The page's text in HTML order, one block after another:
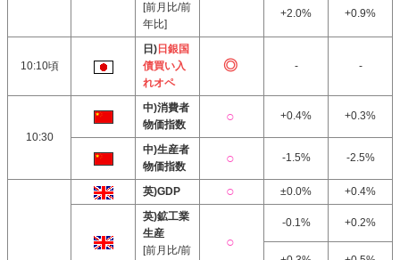
[前月比/前
年比]
+2.0% +0.9%
10:10頃
日) 日銀国
債買い入
れオペ
- -
10:30
中)消費者
物価指数
+0.4% +0.3%
中)生産者
物価指数
-1.5% -2.5%
英)GDP ±0.0%
+0.4%
英)鉱工業
生産
[前月比/前
-0.1% +0.2%